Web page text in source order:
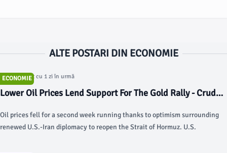
ALTE POSTARI DIN ECONOMIE
ECONOMIE
Articol postat cu 1 zi în urmă
Lower Oil Prices Lend Support For The Gold Rally - Crude
Oil prices fell for a second week running thanks to optimism surrounding
renewed U.S.-Iran diplomacy to reopen the Strait of Hormuz. U.S.